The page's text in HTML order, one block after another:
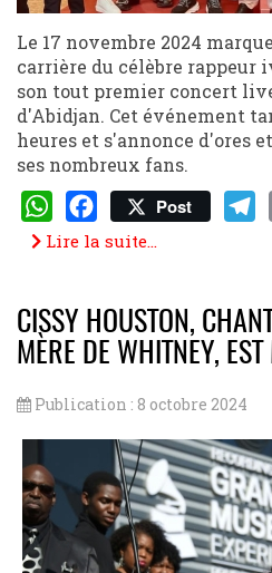
Le 17 novembre 2024
carrière du célèbre rappeur
son tout premier concert
d'Abidjan. Cet événement
heures et s'annonce d'ores
ses nombreux fans.
WhatsApp
Facebook
Post
Lire la suite...
CISSY HOUSTON,
MÈRE DE WHITNEY,
Publication : 8 octobre 2024